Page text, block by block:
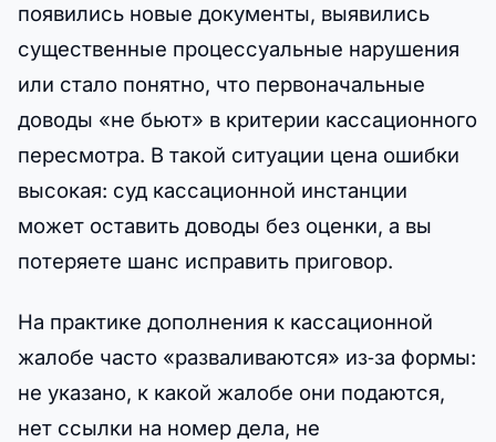
появились новые документы, выявились
существенные процессуальные нарушения
или стало понятно, что первоначальные
доводы «не бьют» в критерии кассационного
пересмотра. В такой ситуации цена ошибки
высокая: суд кассационной инстанции
может оставить доводы без оценки, а вы
потеряете шанс исправить приговор.
На практике дополнения к кассационной
жалобе часто «разваливаются» из‑за формы:
не указано, к какой жалобе они подаются,
нет ссылки на номер дела, не